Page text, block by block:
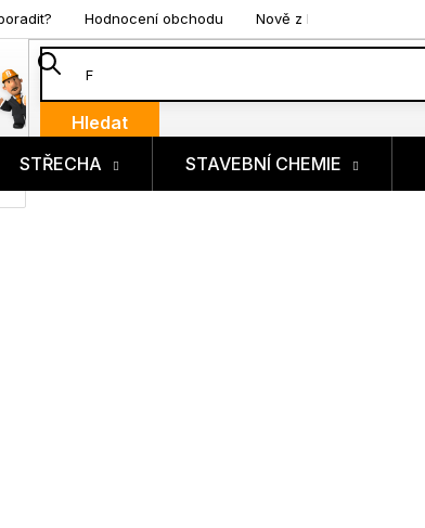
Hodnocení obchodu Nově z blogu
Hledat
STŘECHA STAVEBNÍ CHEMIE